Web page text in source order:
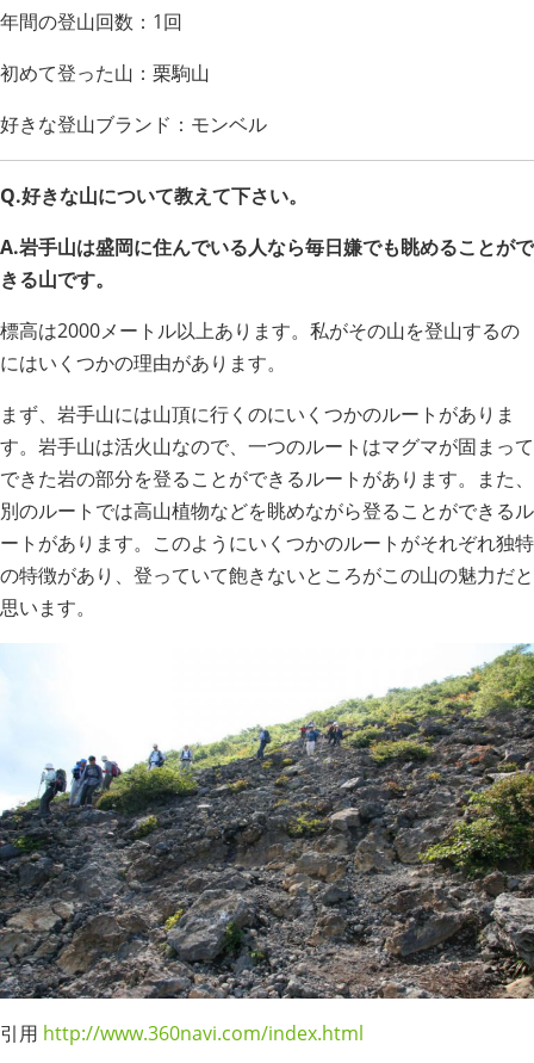
年間の登山回数：1回
初めて登った山：栗駒山
好きな登山ブランド：モンベル
Q.好きな山について教えて下さい。
A.岩手山は盛岡に住んでいる人なら毎日嫌でも眺めることがで
きる山です。
標高は2000メートル以上あります。私がその山を登山するの
にはいくつかの理由があります。
まず、岩手山には山頂に行くのにいくつかのルートがありま
す。岩手山は活火山なので、一つのルートはマグマが固まって
できた岩の部分を登ることができるルートがあります。また、
別のルートでは高山植物などを眺めながら登ることができるル
ートがあります。このようにいくつかのルートがそれぞれ独特
の特徴があり、登っていて飽きないところがこの山の魅力だと
思います。
引用 http://www.360navi.com/index.html